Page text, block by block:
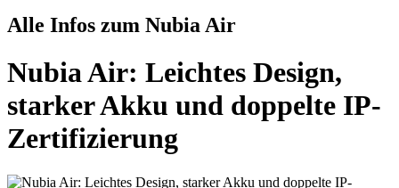
Alle Infos zum Nubia Air
Nubia Air: Leichtes Design,
starker Akku und doppelte IP-
Zertifizierung